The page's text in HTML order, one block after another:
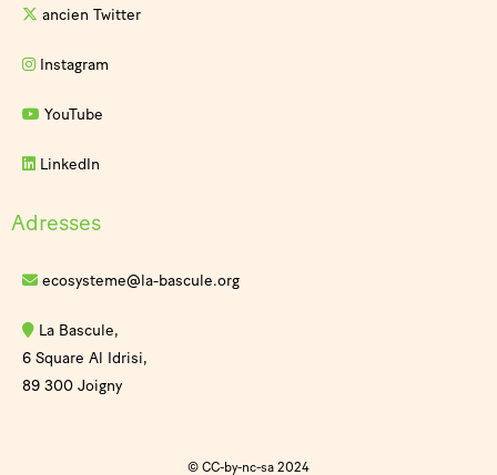
ancien Twitter
Instagram
YouTube
LinkedIn
Adresses
ecosysteme@la-bascule.org
La Bascule,
6 Square Al Idrisi,
89 300 Joigny
© CC-by-nc-sa 2024